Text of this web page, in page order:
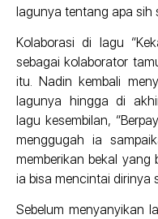
lagunya tentang apa sih
Kolaborasi di lagu
sebagai kolaborator
itu. Nadin kembali
lagunya hingga di
lagu kesembilan,
menggugah ia
memberikan bekal
ia bisa mencintai dirinya
Sebelum menyanyikan